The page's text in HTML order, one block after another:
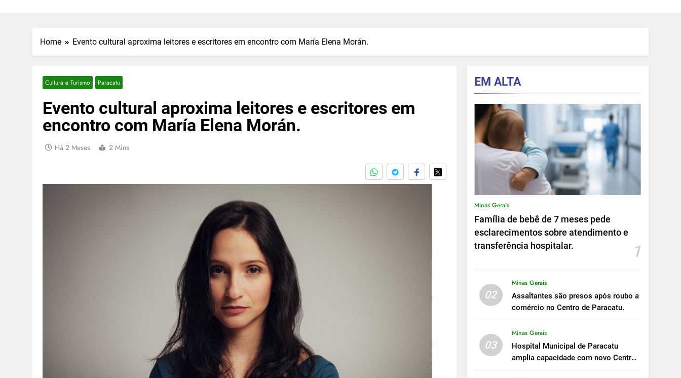
Home Evento cultural aproxima leitores e escritores em encontro com María Elena Morán.
Cultura e Turismo Paracatu
Evento cultural aproxima leitores e escritores em
encontro com María Elena Morán.
Há 2 Meses 2 Mins
EM ALTA
Minas Gerais
Família de bebê de 7 meses pede
esclarecimentos sobre atendimento e
transferência hospitalar.
1
02
Minas Gerais
Assaltantes são presos após roubo a
comércio no Centro de Paracatu.
03
Minas Gerais
Hospital Municipal de Paracatu
amplia capacidade com novo Centro